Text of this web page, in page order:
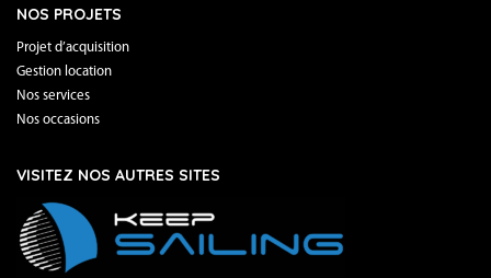
NOS PROJETS
Projet d’acquisition
Gestion location
Nos services
Nos occasions
VISITEZ NOS AUTRES SITES